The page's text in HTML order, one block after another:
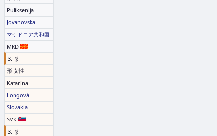
Puliksenija
Jovanovska
マケドニア共和国
MKD
3. 🥉
形 女性
Katarína
Longová
Slovakia
SVK
3. 🥉